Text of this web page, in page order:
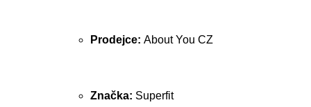
Prodejce: About You CZ
Značka: Superfit